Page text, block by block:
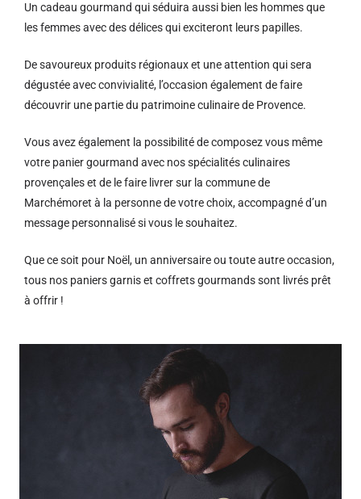
Un cadeau gourmand qui séduira aussi bien les hommes que
les femmes avec des délices qui exciteront leurs papilles.
De savoureux produits régionaux et une attention qui sera
dégustée avec convivialité, l’occasion également de faire
découvrir une partie du patrimoine culinaire de Provence.
Vous avez également la possibilité de composez vous même
votre panier gourmand avec nos spécialités culinaires
provençales et de le faire livrer sur la commune de
Marchémoret à la personne de votre choix, accompagné d’un
message personnalisé si vous le souhaitez.
Que ce soit pour Noël, un anniversaire ou toute autre occasion,
tous nos paniers garnis et coffrets gourmands sont livrés prêt
à offrir !